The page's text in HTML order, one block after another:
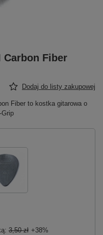
Carbon Fiber
Dodaj do listy zakupowej
Fiber to kostka gitarowa o
3,50 zł +38%